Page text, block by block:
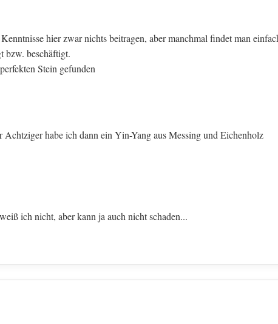
hier zwar nichts beitragen, aber manchmal findet man
bzw. beschäftigt.
Stein gefunden
habe ich dann ein Yin-Yang aus Messing und Eichenholz
ich nicht, aber kann ja auch nicht schaden...